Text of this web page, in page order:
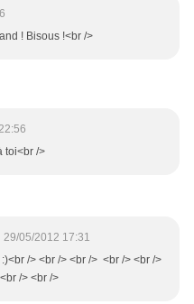
! Bisous !<br />
toi<br />
29/05/2012 17:31
/> <br /> <br /> <br /> <br />
/> <br />